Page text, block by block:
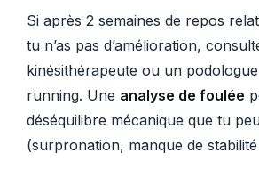
Si après 2 semaines de repos
tu n’as pas d’amélioration,
kinésithérapeute ou un
running. Une analyse de foulée
déséquilibre mécanique que tu
(surpronation, manque de